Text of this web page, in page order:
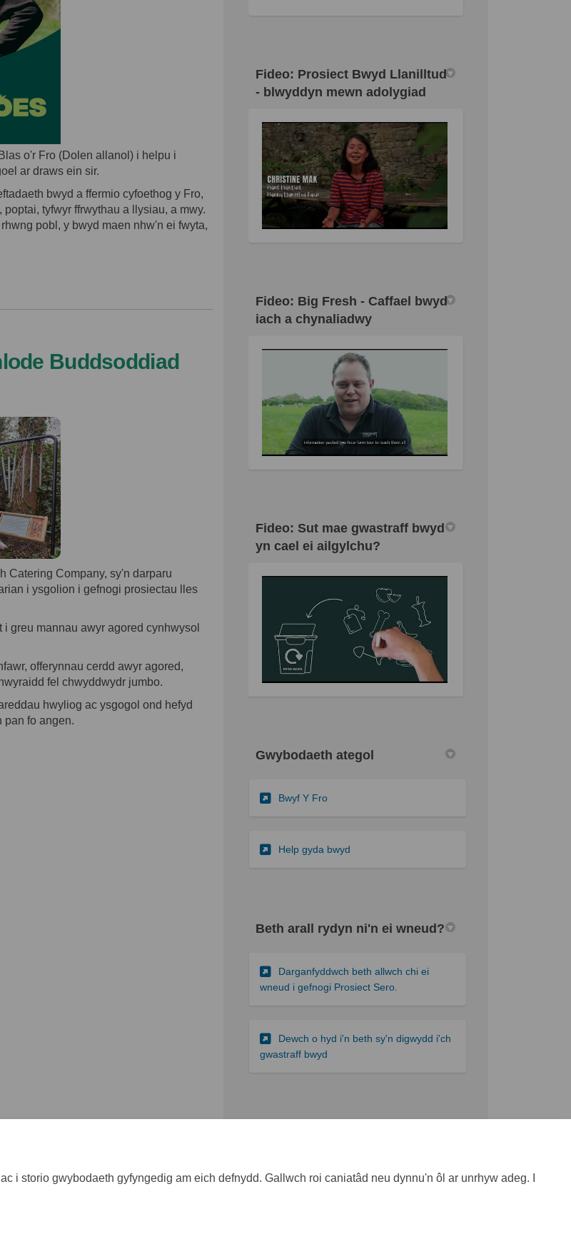
i storio gwybodaeth gyfyngedig am eich defnydd. Gallwch roi caniatâd neu dynnu'n ôl ar unrhyw adeg. I
o'r Fro (Dolen allanol) i helpu i
ar draws ein sir.
bwyd a ffermio cyfoethog y Fro,
tyfwyr ffrwythau a llysiau, a mwy.
pobl, y bwyd maen nhw'n ei fwyta,
Buddsoddiad
Catering Company, sy'n darparu
i ysgolion i gefnogi prosiectau lles
greu mannau awyr agored cynhwysol
offerynnau cerdd awyr agored,
fel chwyddwydr jumbo.
hwyliog ac ysgogol ond hefyd
pan fo angen.
Fideo: Prosiect Bwyd Llanilltud
- blwyddyn mewn adolygiad
Fideo: Big Fresh - Caffael bwyd
iach a chynaliadwy
Fideo: Sut mae gwastraff bwyd
yn cael ei ailgylchu?
Gwybodaeth ategol
Bwyf Y Fro(Dolen allanol)
Help gyda bwyd
Beth arall rydyn ni'n ei wneud?
Darganfyddwch beth allwch chi ei
wneud i gefnogi Prosiect Sero.
Dewch o hyd i'n beth sy'n digwydd i'ch
gwastraff bwyd
Darganfyddwch beth allwch chi ei wneud i